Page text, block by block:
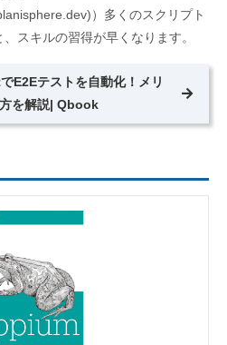
）多くのスクリプト
スキルの習得が早くなります。
E2Eテストを自動化！メリ
を解説| Qbook